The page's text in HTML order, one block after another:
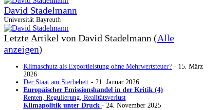
David Stadelmann
Universität Bayreuth
Letzte Artikel von David Stadelmann (Alle
anzeigen)
Klimaschutz als Exportleistung ohne Mehrwertsteuer? - 15. März
2026
Der Staat am Sterbebett - 21. Januar 2026
Europäischer Emissionshandel in der Kritik (4)
Renten, Regulierung, Realitätsverlust
Klimapolitik unter Druck - 24. November 2025